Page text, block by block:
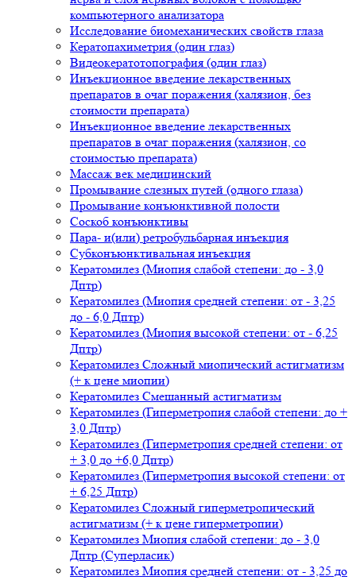
компьютерного анализатора
Исследование биомеханических свойств глаза
Кератопахиметрия (один глаз)
Видеокератотопография (один глаз)
Инъекционное введение лекарственных
препаратов в очаг поражения (халязион, без
стоимости препарата)
Инъекционное введение лекарственных
препаратов в очаг поражения (халязион, со
стоимостью препарата)
Массаж век медицинский
Промывание слезных путей (одного глаза)
Промывание конъюнктивной полости
Соскоб конъюнктивы
Пара- и(или) ретробульбарная инъекция
Субконъюнктивальная инъекция
Кератомилез (Миопия слабой степени: до - 3,0
Дптр)
Кератомилез (Миопия средней степени: от - 3,25
до - 6,0 Дптр)
Кератомилез (Миопия высокой степени: от - 6,25
Дптр)
Кератомилез Сложный миопический астигматизм
(+ к цене миопии)
Кератомилез Смешанный астигматизм
Кератомилез (Гиперметропия слабой степени: до +
3,0 Дптр)
Кератомилез (Гиперметропия средней степени: от
+ 3,0 до +6,0 Дптр)
Кератомилез (Гиперметропия высокой степени: от
+ 6,25 Дптр)
Кератомилез Сложный гиперметропический
астигматизм (+ к цене гиперметропии)
Кератомилез Миопия слабой степени: до - 3,0
Дптр (Суперласик)
Кератомилез Миопия средней степени: от - 3,25 до